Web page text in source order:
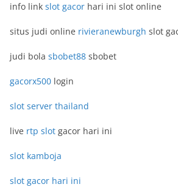
info link slot gacor hari ini slot online
situs judi online rivieranewburgh slot
judi bola sbobet88 sbobet
gacorx500 login
slot server thailand
live rtp slot gacor hari ini
slot kamboja
slot gacor hari ini